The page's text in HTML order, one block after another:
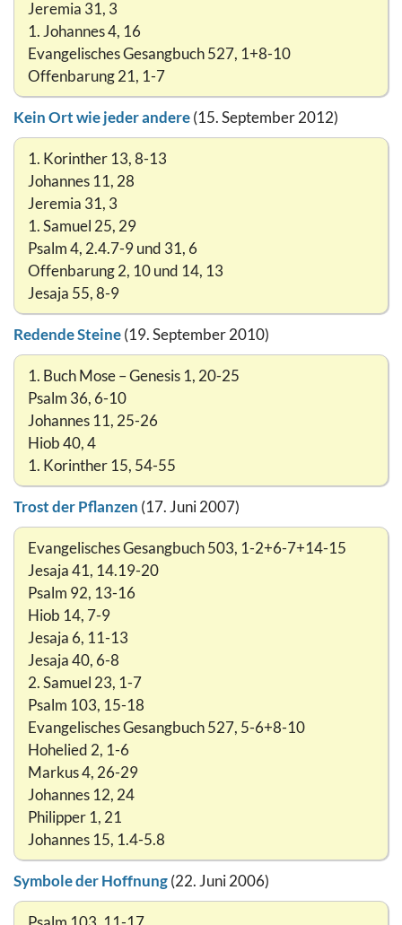
Jeremia 31, 3
1. Johannes 4, 16
Evangelisches Gesangbuch 527, 1+8-10
Offenbarung 21, 1-7
Kein Ort wie jeder andere(15. September 2012)
1. Korinther 13, 8-13
Johannes 11, 28
Jeremia 31, 3
1. Samuel 25, 29
Psalm 4, 2.4.7-9 und 31, 6
Offenbarung 2, 10 und 14, 13
Jesaja 55, 8-9
Redende Steine(19. September 2010)
1. Buch Mose – Genesis 1, 20-25
Psalm 36, 6-10
Johannes 11, 25-26
Hiob 40, 4
1. Korinther 15, 54-55
Trost der Pflanzen (17. Juni 2007)
Evangelisches Gesangbuch 503, 1-2+6-7+14-15
Jesaja 41, 14.19-20
Psalm 92, 13-16
Hiob 14, 7-9
Jesaja 6, 11-13
Jesaja 40, 6-8
2. Samuel 23, 1-7
Psalm 103, 15-18
Evangelisches Gesangbuch 527, 5-6+8-10
Hohelied 2, 1-6
Markus 4, 26-29
Johannes 12, 24
Philipper 1, 21
Johannes 15, 1.4-5.8
Symbole der Hoffnung(22. Juni 2006)